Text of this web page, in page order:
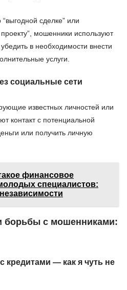
сделке” или
мошенники используют
в необходимости внести
услуги.
социальные сети
известных личностей или
контакт с потенциальной
или получить личную
финансовое
специалистов:
борьбы с мошенниками:
кредитами — как я чуть не